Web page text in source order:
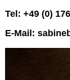
Tel: +49 (0)
E-Mail: